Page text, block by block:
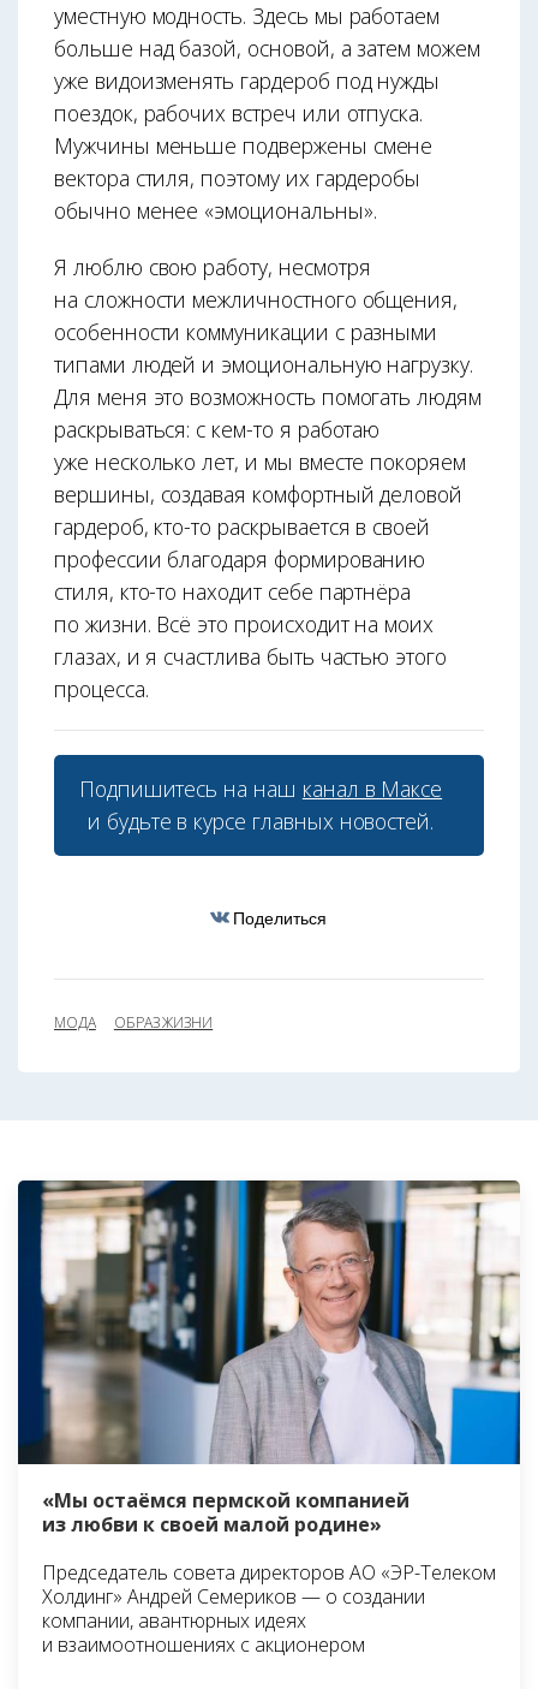
уместную модность. Здесь мы работаем
больше над базой, основой, а затем можем
уже видоизменять гардероб под нужды
поездок, рабочих встреч или отпуска.
Мужчины меньше подвержены смене
вектора стиля, поэтому их гардеробы
обычно менее «эмоциональны».
Я люблю свою работу, несмотря
на сложности межличностного общения,
особенности коммуникации с разными
типами людей и эмоциональную нагрузку.
Для меня это возможность помогать людям
раскрываться: с кем-то я работаю
уже несколько лет, и мы вместе покоряем
вершины, создавая комфортный деловой
гардероб, кто-то раскрывается в своей
профессии благодаря формированию
стиля, кто-то находит себе партнёра
по жизни. Всё это происходит на моих
глазах, и я счастлива быть частью этого
процесса.
Подпишитесь на наш канал в Максе
и будьте в курсе главных новостей.
Поделиться
МОДА ОБРАЗ ЖИЗНИ
«Мы остаёмся пермской компанией
из любви к своей малой родине»
Председатель совета директоров АО «ЭР-Телеком
Холдинг» Андрей Семериков — о создании
компании, авантюрных идеях
и взаимоотношениях с акционером